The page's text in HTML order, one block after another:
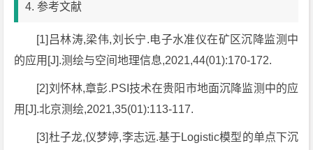
4. 参考文献
[1]吕林涛,梁伟,刘长宁.电子水准仪在矿区沉降监测中
的应用[J].测绘与空间地理信息,2021,44(01):170-172.
[2]刘怀林,章彭.PSI技术在贵阳市地面沉降监测中的应
用[J].北京测绘,2021,35(01):113-117.
[3]杜子龙,仪梦婷,李志远.基于Logistic模型的单点下沉